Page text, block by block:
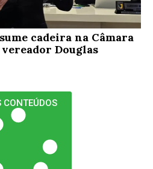
cadeira na Câmara
Douglas
CONTEÚDOS